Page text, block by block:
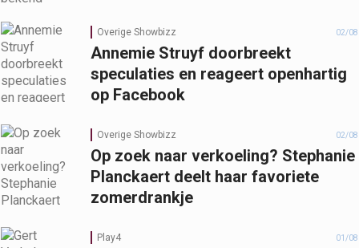
Overige Showbizz 02/08
Annemie Struyf doorbreekt
speculaties en reageert openhartig
op Facebook
Overige Showbizz 02/08
Op zoek naar verkoeling? Stephanie
Planckaert deelt haar favoriete
zomerdrankje
Play4 01/08